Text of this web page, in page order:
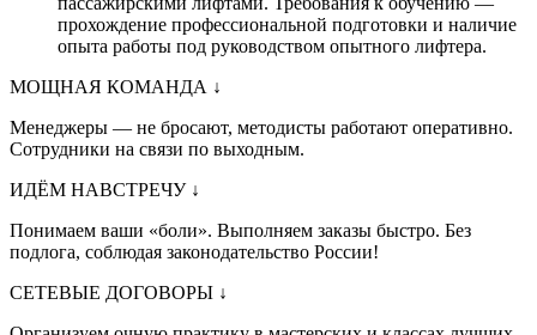
прохождение профессиональной подготовки и наличие
опыта работы под руководством опытного лифтера.
МОЩНАЯ КОМАНДА ↓
Менеджеры — не бросают, методисты работают оперативно.
Сотрудники на связи по выходным.
ИДЁМ НАВСТРЕЧУ ↓
Понимаем ваши «боли». Выполняем заказы быстро. Без
подлога, соблюдая законодательство России!
СЕТЕВЫЕ ДОГОВОРЫ ↓